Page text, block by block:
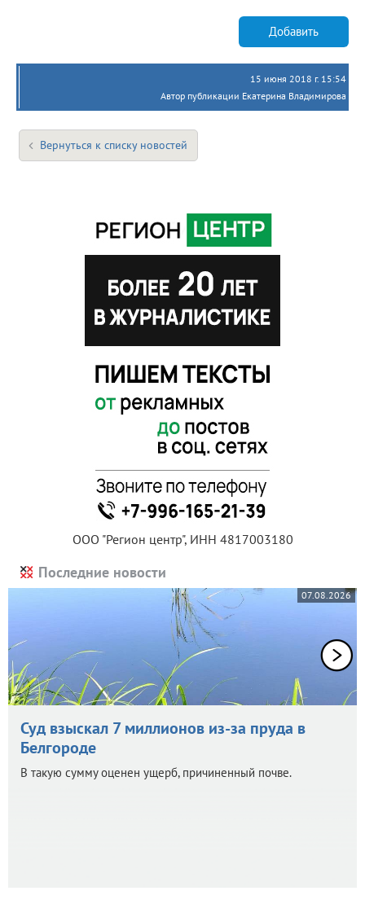
Добавить
15 июня 2018 г. 15:54
Автор публикации Екатерина Владимирова
Вернуться к списку новостей
ООО "Регион центр", ИНН 4817003180
Последние новости
07.08.2026
Суд взыскал 7 миллионов из-за пруда в
Белгороде
В такую сумму оценен ущерб, причиненный почве.